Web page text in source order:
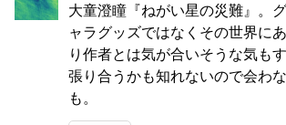
大童澄瞳『ねがい星の災難』。
ャラグッズではなくその世界に
り作者とは気が合いそうな気も
張り合うかも知れないので会わ
も。